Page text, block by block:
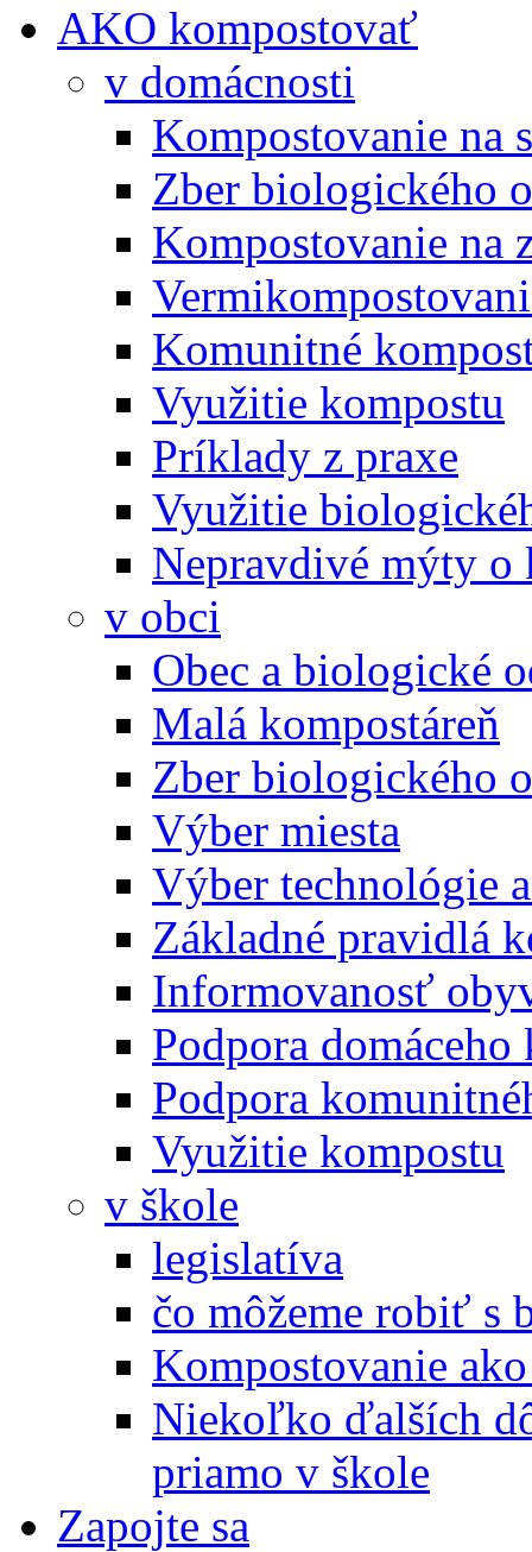
AKO kompostovať
v domácnosti
Kompostovanie na
Zber biologického
Kompostovanie na
Komunitné
Využitie kompostu
Príklady z praxe
Využitie
Nepravdivé mýty o
v obci
Obec a biologické
Malá kompostáreň
Zber biologického
Výber miesta
Výber technológie
Základné pravidlá
Informovanosť
Podpora
Podpora
Využitie kompostu
v škole
legislatíva
čo môžeme robiť s
Kompostovanie
Niekoľko ďalších
priamo v škole
Zapojte sa